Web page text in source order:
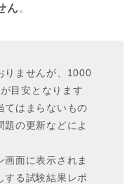
ん。
りませんが、1000
目安となります
てはまらないもの
題の更新などによ
面に表示されま
する試験結果レポ